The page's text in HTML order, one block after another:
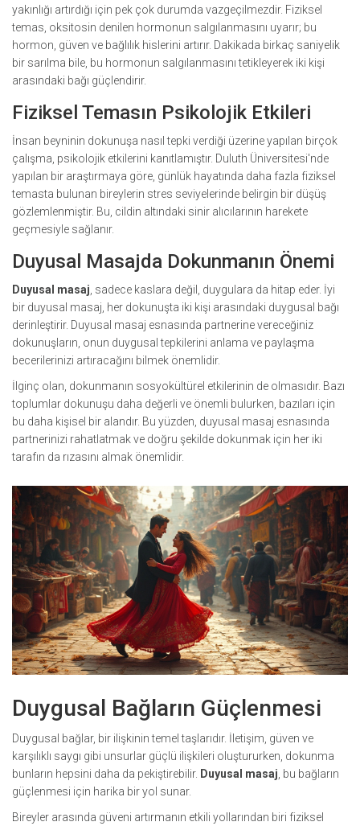
yakınlığı artırdığı için pek çok durumda vazgeçilmezdir. Fiziksel
temas, oksitosin denilen hormonun salgılanmasını uyarır; bu
hormon, güven ve bağlılık hislerini artırır. Dakikada birkaç saniyelik
bir sarılma bile, bu hormonun salgılanmasını tetikleyerek iki kişi
arasındaki bağı güçlendirir.
Fiziksel Temasın Psikolojik Etkileri
İnsan beyninin dokunuşa nasıl tepki verdiği üzerine yapılan birçok
çalışma, psikolojik etkilerini kanıtlamıştır. Duluth Üniversitesi'nde
yapılan bir araştırmaya göre, günlük hayatında daha fazla fiziksel
temasta bulunan bireylerin stres seviyelerinde belirgin bir düşüş
gözlemlenmiştir. Bu, cildin altındaki sinir alıcılarının harekete
geçmesiyle sağlanır.
Duyusal Masajda Dokunmanın Önemi
Duyusal masaj , sadece kaslara değil, duygulara da hitap eder. İyi
bir duyusal masaj, her dokunuşta iki kişi arasındaki duygusal bağı
derinleştirir. Duyusal masaj esnasında partnerine vereceğiniz
dokunuşların, onun duygusal tepkilerini anlama ve paylaşma
becerilerinizi artıracağını bilmek önemlidir.
İlginç olan, dokunmanın sosyokültürel etkilerinin de olmasıdır. Bazı
toplumlar dokunuşu daha değerli ve önemli bulurken, bazıları için
bu daha kişisel bir alandır. Bu yüzden, duyusal masaj esnasında
partnerinizi rahatlatmak ve doğru şekilde dokunmak için her iki
tarafın da rızasını almak önemlidir.
Duygusal Bağların Güçlenmesi
Duygusal bağlar, bir ilişkinin temel taşlarıdır. İletişim, güven ve
karşılıklı saygı gibi unsurlar güçlü ilişkileri oluştururken, dokunma
bunların hepsini daha da pekiştirebilir. Duyusal masaj, bu bağların
güçlenmesi için harika bir yol sunar.
Bireyler arasında güveni artırmanın etkili yollarından biri fiziksel